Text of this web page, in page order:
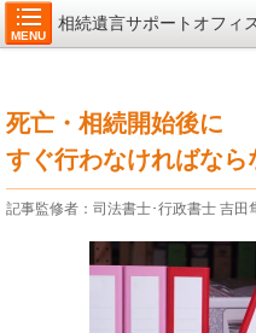
MENU
相続遺言サポートオフィ
死亡・相続開始後に
すぐ行わなければなら
記事監修者：司法書士･行政書士 吉田